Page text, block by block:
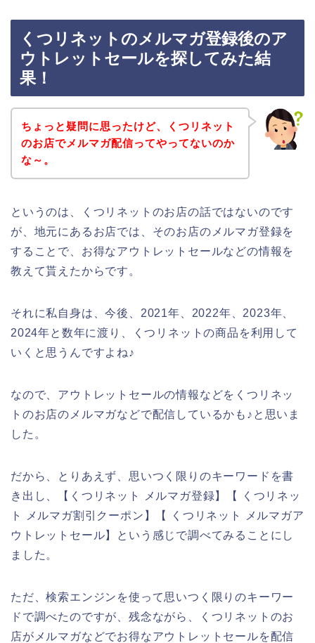
くつリネットのメルマガ登録後のア
ウトレットセールを探してみた結
果！
ちょっと疑問に思ったけど、くつリネット
のお店でメルマガ配信ってやってないのか
な～。
というのは、くつリネットのお店の話ではないのです
が、地元にあるお店では、そのお店のメルマガ登録を
することで、お得なアウトレットセールなどの情報を
教えて貰えたからです。
それに私自身は、今後、2021年、2022年、2023年、
2024年と数年に渡り、くつリネットの商品を利用して
いくと思うんですよね♪
なので、アウトレットセールの情報などをくつリネッ
トのお店のメルマガなどで配信しているかも♪と思いま
した。
だから、とりあえず、思いつく限りのキーワードを書
き出し、【くつリネット メルマガ登録】【 くつリネッ
ト メルマガ割引クーポン】【 くつリネット メルマガア
ウトレットセール】という感じで調べてみることにし
ました。
ただ、検索エンジンを使って思いつく限りのキーワー
ドで調べたのですが、残念ながら、くつリネットのお
店がメルマガなどでお得なアウトレットセールを配信